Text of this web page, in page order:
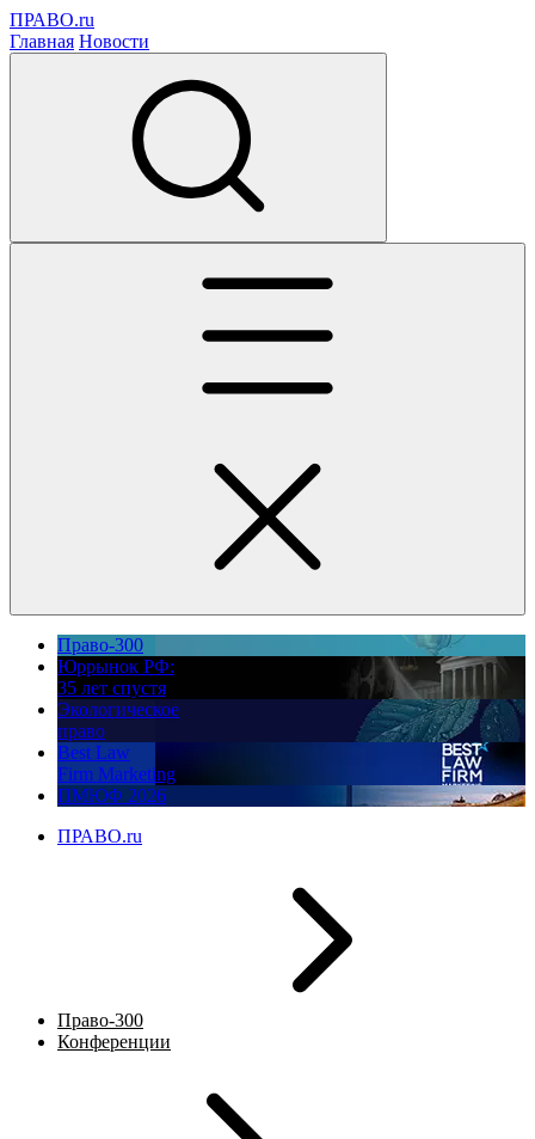
ПРАВО.ru
Главная Новости
Право-300
Юррынок РФ:
35 лет спустя
Экологическое
право
Best Law
Firm Marketing
ПМЮФ 2026
ПРАВО.ru
Право-300
Конференции